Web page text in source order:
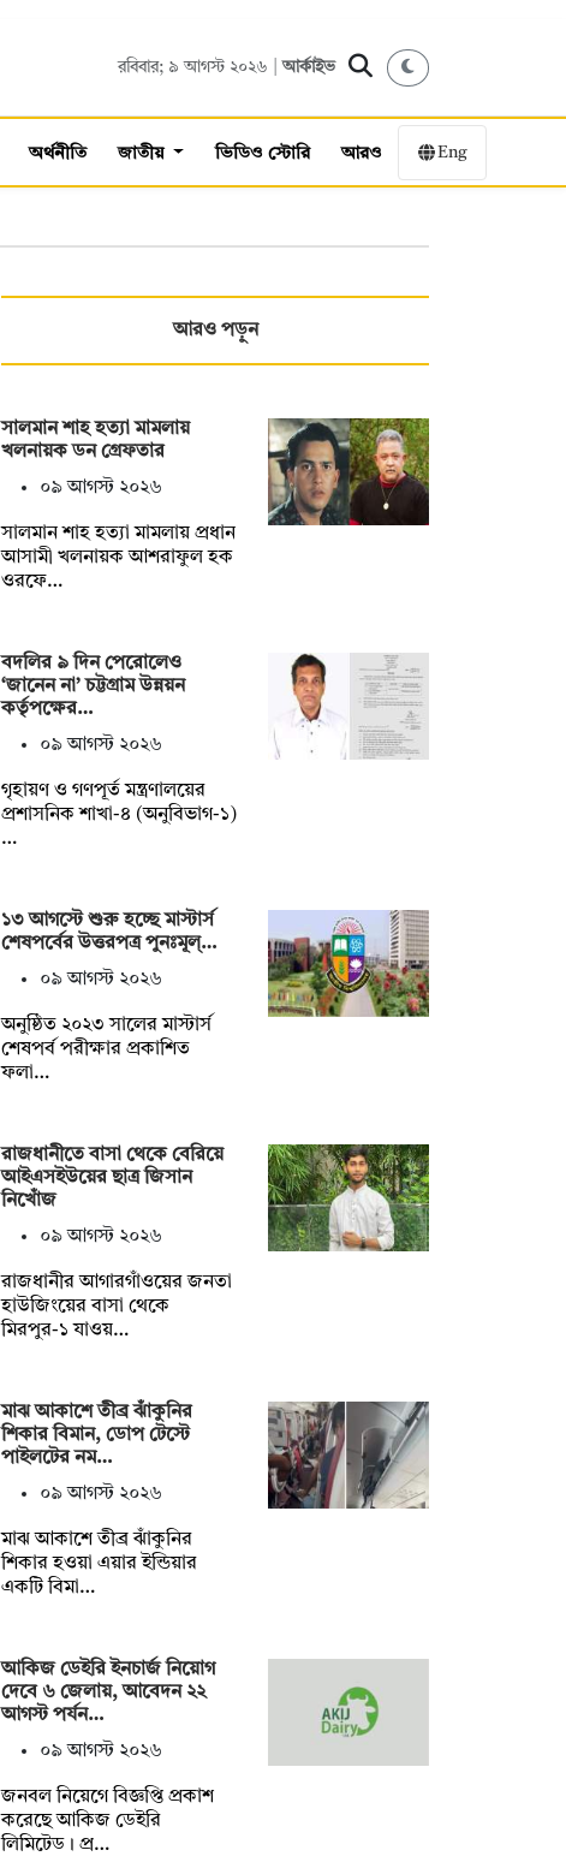
রবিবার; ৯ আগস্ট ২০২৬ |আর্কাইভ
অর্থনীতি জাতীয় ভিডিও স্টোরি আরও Eng
আরও পড়ুন
সালমান শাহ হত্যা মামলায়
খলনায়ক ডন গ্রেফতার
০৯ আগস্ট ২০২৬
সালমান শাহ হত্যা মামলায় প্রধান
আসামী খলনায়ক আশরাফুল হক
ওরফে…
বদলির ৯ দিন পেরোলেও
‘জানেন না’ চট্টগ্রাম উন্নয়ন
কর্তৃপক্ষের…
০৯ আগস্ট ২০২৬
গৃহায়ণ ও গণপূর্ত মন্ত্রণালয়ের
প্রশাসনিক শাখা-৪ (অনুবিভাগ-১)
…
১৩ আগস্টে শুরু হচ্ছে মাস্টার্স
শেষপর্বের উত্তরপত্র পুনঃমূল্…
০৯ আগস্ট ২০২৬
অনুষ্ঠিত ২০২৩ সালের মাস্টার্স
শেষপর্ব পরীক্ষার প্রকাশিত
ফলা…
রাজধানীতে বাসা থেকে বেরিয়ে
আইএসইউয়ের ছাত্র জিসান
নিখোঁজ
০৯ আগস্ট ২০২৬
রাজধানীর আগারগাঁওয়ের জনতা
হাউজিংয়ের বাসা থেকে
মিরপুর-১ যাওয়…
মাঝ আকাশে তীব্র ঝাঁকুনির
শিকার বিমান, ডোপ টেস্টে
পাইলটের নম…
০৯ আগস্ট ২০২৬
মাঝ আকাশে তীব্র ঝাঁকুনির
শিকার হওয়া এয়ার ইন্ডিয়ার
একটি বিমা…
আকিজ ডেইরি ইনচার্জ নিয়োগ
দেবে ৬ জেলায়, আবেদন ২২
আগস্ট পর্যন…
০৯ আগস্ট ২০২৬
জনবল নিয়েগে বিজ্ঞপ্তি প্রকাশ
করেছে আকিজ ডেইরি
লিমিটেড। প্র…